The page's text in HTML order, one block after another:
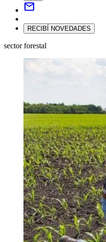
mail
RECIBÍ NOVEDADES
sector forestal